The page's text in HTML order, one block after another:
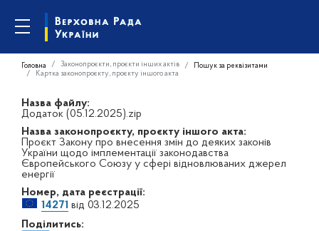
Головна Законопроєкти, проєкти інших актів
Пошук за реквізитами
Картка законопроєкту, проєкту іншого акта
Назва файлу:
Додаток (05.12.2025).zip
Назва законопроєкту, проєкту іншого акта:
Проєкт Закону про внесення змін до деяких законів
України щодо імплементації законодавства
Європейського Союзу у сфері відновлюваних джерел
енергії
Номер, дата реєстрації:
14271 від 03.12.2025
Поділитись: